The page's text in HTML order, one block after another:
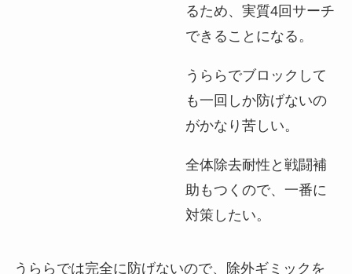
るため、実質4回サーチ
できることになる。
うららでブロックして
も一回しか防げないの
がかなり苦しい。
全体除去耐性と戦闘補
助もつくので、一番に
対策したい。
うららでは完全に防げないので、除外ギミックを